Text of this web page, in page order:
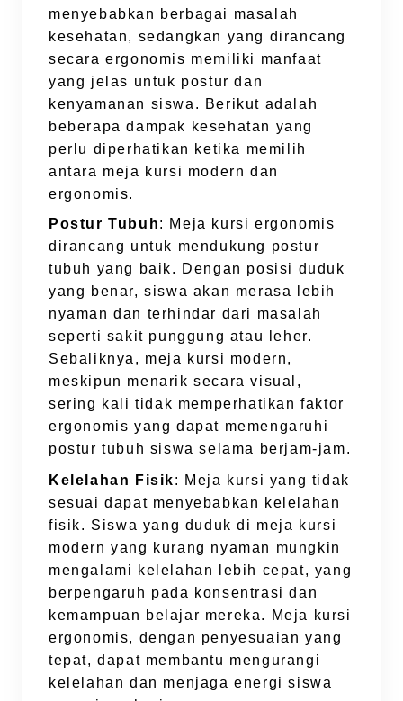
menyebabkan berbagai masalah
kesehatan, sedangkan yang dirancang
secara ergonomis memiliki manfaat
yang jelas untuk postur dan
kenyamanan siswa. Berikut adalah
beberapa dampak kesehatan yang
perlu diperhatikan ketika memilih
antara meja kursi modern dan
ergonomis.
Postur Tubuh: Meja kursi ergonomis
dirancang untuk mendukung postur
tubuh yang baik. Dengan posisi duduk
yang benar, siswa akan merasa lebih
nyaman dan terhindar dari masalah
seperti sakit punggung atau leher.
Sebaliknya, meja kursi modern,
meskipun menarik secara visual,
sering kali tidak memperhatikan faktor
ergonomis yang dapat memengaruhi
postur tubuh siswa selama berjam-jam.
Kelelahan Fisik: Meja kursi yang tidak
sesuai dapat menyebabkan kelelahan
fisik. Siswa yang duduk di meja kursi
modern yang kurang nyaman mungkin
mengalami kelelahan lebih cepat, yang
berpengaruh pada konsentrasi dan
kemampuan belajar mereka. Meja kursi
ergonomis, dengan penyesuaian yang
tepat, dapat membantu mengurangi
kelelahan dan menjaga energi siswa